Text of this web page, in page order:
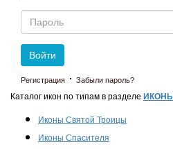
Пароль
Войти
Регистрация · Забыли пароль?
Каталог икон по типам в разделе ИКОНЫ
Иконы Святой Троицы
Иконы Спасителя